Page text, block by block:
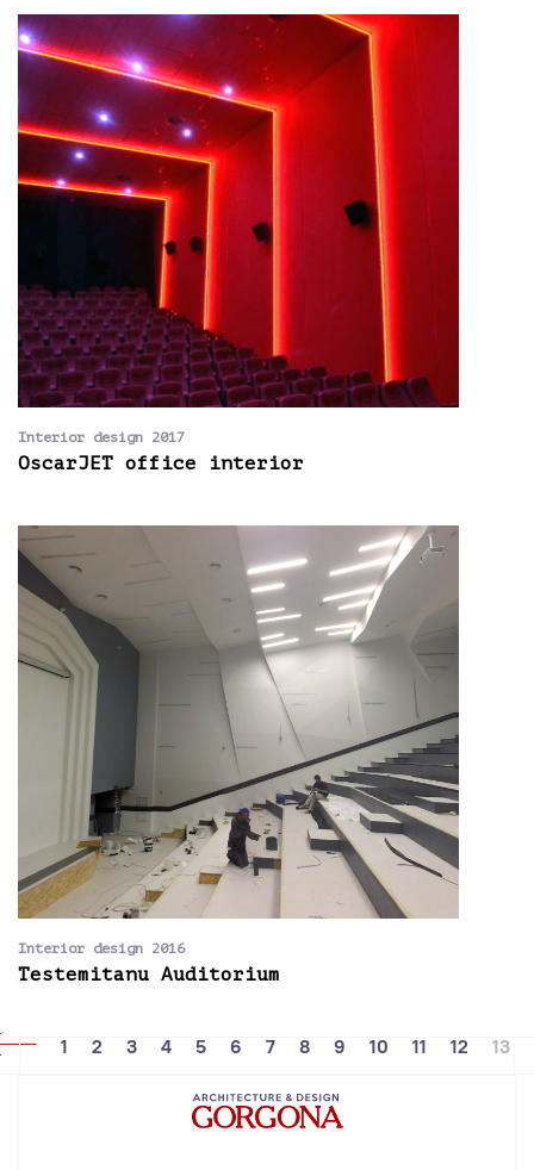
Interior design 2017
OscarJET office interior
Interior design 2016
Testemitanu Auditorium
1 2 3 4 5 6 7 8 9 10 11 12 13